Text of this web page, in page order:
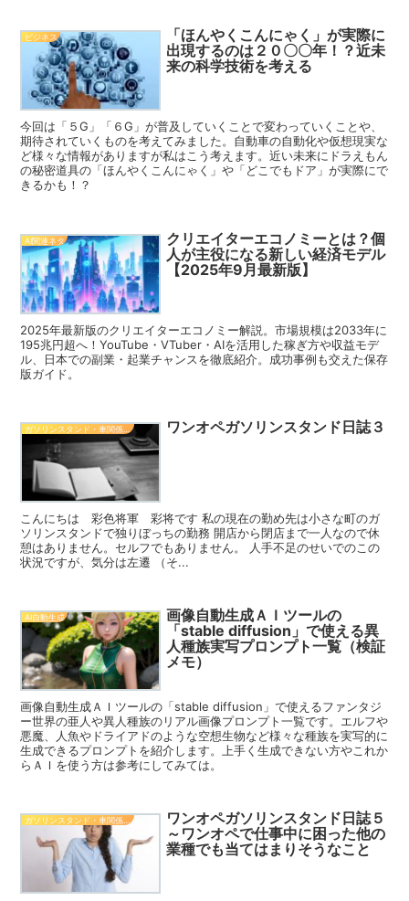
ビジネス
「ほんやくこんにゃく」が実際に
出現するのは２０〇〇年！？近未
来の科学技術を考える
今回は「５G」「６G」が普及していくことで変わっていくことや、
期待されていくものを考えてみました。自動車の自動化や仮想現実な
ど様々な情報がありますが私はこう考えます。近い未来にドラえもん
の秘密道具の「ほんやくこんにゃく」や「どこでもドア」が実際にで
きるかも！？
AI関連ネタ
クリエイターエコノミーとは？個
人が主役になる新しい経済モデル
【2025年9月最新版】
2025年最新版のクリエイターエコノミー解説。市場規模は2033年に
195兆円超へ！YouTube・VTuber・AIを活用した稼ぎ方や収益モデ
ル、日本での副業・起業チャンスを徹底紹介。成功事例も交えた保存
版ガイド。
ワンオペガソリンスタンド日誌３
こんにちは 彩色将軍 彩将です 私の現在の勤め先は小さな町のガ
ソリンスタンドで独りぼっちの勤務 開店から閉店まで一人なので休
憩はありません。セルフでもありません。 人手不足のせいでのこの
状況ですが、気分は左遷 （そ...
AI自動生成
画像自動生成ＡＩツールの
「stable diffusion」で使える異
人種族実写プロンプト一覧（検証
メモ）
画像自動生成ＡＩツールの「stable diffusion」で使えるファンタジ
ー世界の亜人や異人種族のリアル画像プロンプト一覧です。エルフや
悪魔、人魚やドライアドのような空想生物など様々な種族を実写的に
生成できるプロンプトを紹介します。上手く生成できない方やこれか
らＡＩを使う方は参考にしてみては。
ワンオペガソリンスタンド日誌５
～ワンオペで仕事中に困った他の
業種でも当てはまりそうなこと